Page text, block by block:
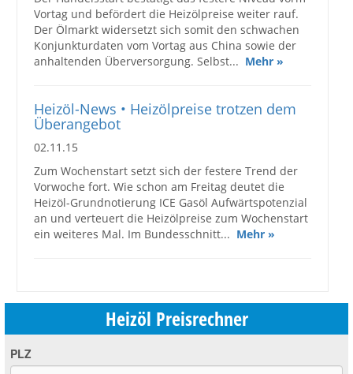
Vortag und befördert die Heizölpreise weiter rauf.
Der Ölmarkt widersetzt sich somit den schwachen
Konjunkturdaten vom Vortag aus China sowie der
anhaltenden Überversorgung. Selbst... Mehr »
Heizöl-News • Heizölpreise trotzen dem
Überangebot
02.11.15
Zum Wochenstart setzt sich der festere Trend der
Vorwoche fort. Wie schon am Freitag deutet die
Heizöl-Grundnotierung ICE Gasöl Aufwärtspotenzial
an und verteuert die Heizölpreise zum Wochenstart
ein weiteres Mal. Im Bundesschnitt... Mehr »
Heizöl Preisrechner
PLZ